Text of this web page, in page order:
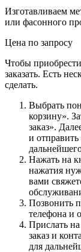
Изготавливаем
или фасонного
Цена по запросу
Чтобы
заказать. Есть
сделать.
Выбрать
корзину».
заказ».
и
Нажать на
нажатия
вами
Позвонить
телефона и
Прислать
заказ и
для